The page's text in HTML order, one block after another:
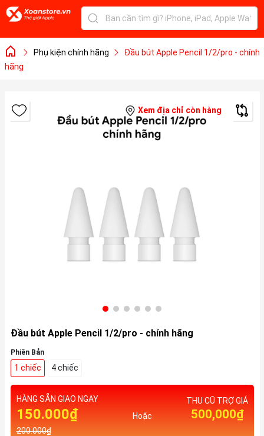
Phụ kiện chính hãng
Đầu bút Apple Pencil 1/2/pro - chính
hãng
Xem địa chỉ còn hàng
Đầu bút Apple Pencil 1/2/pro - chính hãng
Phiên Bản
1 chiếc 4 chiếc
HÀNG SẴN GIAO NGAY
150.000₫
200.000₫
Hoặc
THU CŨ TRỢ GIÁ
500,000₫